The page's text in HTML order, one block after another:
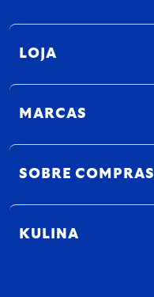
LOJA
MARCAS
SOBRE COMPRAS
KULINA